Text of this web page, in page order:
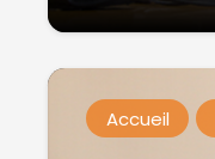
Accueil